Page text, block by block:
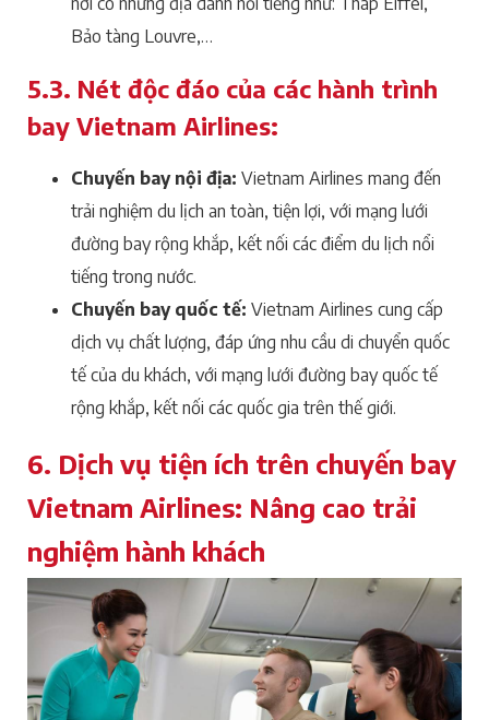
Bảo tàng Louvre,…
5.3. Nét độc đáo của các hành trình
bay Vietnam Airlines:
Chuyến bay nội địa: Vietnam Airlines mang đến
trải nghiệm du lịch an toàn, tiện lợi, với mạng lưới
đường bay rộng khắp, kết nối các điểm du lịch nổi
tiếng trong nước.
Chuyến bay quốc tế: Vietnam Airlines cung cấp
dịch vụ chất lượng, đáp ứng nhu cầu di chuyển quốc
tế của du khách, với mạng lưới đường bay quốc tế
rộng khắp, kết nối các quốc gia trên thế giới.
6. Dịch vụ tiện ích trên chuyến bay
Vietnam Airlines: Nâng cao trải
nghiệm hành khách